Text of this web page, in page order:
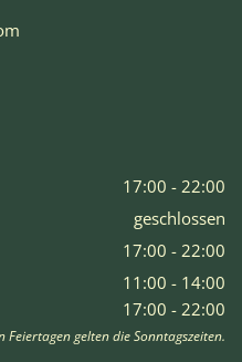
17:00 - 22:00
geschlossen
17:00 - 22:00
11:00 - 14:00
17:00 - 22:00
Feiertagen gelten die Sonntagszeiten.